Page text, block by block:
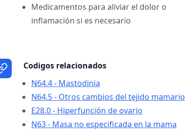
Medicamentos para aliviar el dolor o
inflamación si es necesario
Codigos relacionados
N64.4 - Mastodinia
N64.5 - Otros cambios del tejido mamario
E28.0 - Hiperfunción de ovario
N63 - Masa no especificada en la mama